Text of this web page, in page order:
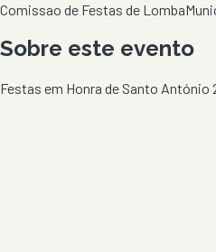
Comissao de Festas de Lomba
Sobre este evento
Festas em Honra de Santo António